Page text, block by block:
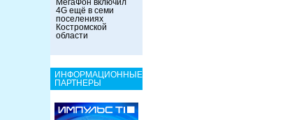
МегаФон включил
4G ещё в семи
поселениях
Костромской
области
ИНФОРМАЦИОННЫЕ
ПАРТНЕРЫ